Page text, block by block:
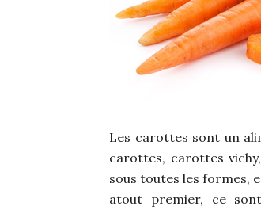
Les carottes sont un
carottes, carottes
sous toutes les formes,
atout premier, ce